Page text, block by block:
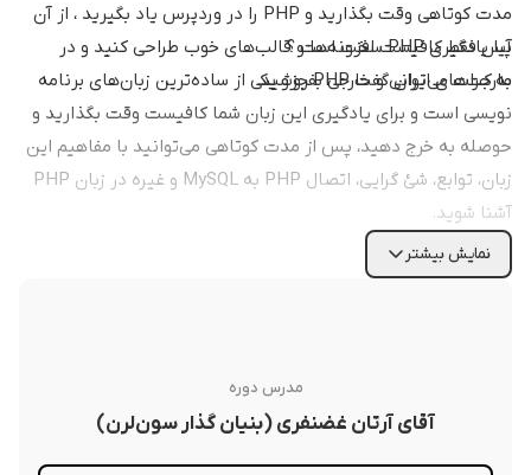
مدت کوتاهی وقت بگذارید و PHP را در وردپرس یاد بگیرید ، از آن
پس فقط کافیست افزونه‌ها و قالب‌های خوب طراحی کنید و در
مارکت‌های ایرانی و خارجی بفروشید.
آیا یادگیری PHP سخت است ؟
به جرات می‌توان گفت PHP جزو یکی از ساده‌ترین زبان‌های برنامه
نویسی است و برای یادگیری این زبان شما کافیست وقت بگذارید و
حوصله به خرج دهید، پس از مدت کوتاهی می‌توانید با مفاهیم این
زبان، توابع، شئ گرایی، اتصال PHP به MySQL و غیره در زبان PHP
آشنا شوید.
نمایش بیشتر
مدرس دوره
آقای آرتان غضنفری (بنیان گذار سون‌لرن)